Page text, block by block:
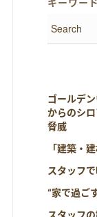
キーワー
ゴールデ
からのシ
脅威
「建築・
スタッフ
“家で過ご
スタッフ